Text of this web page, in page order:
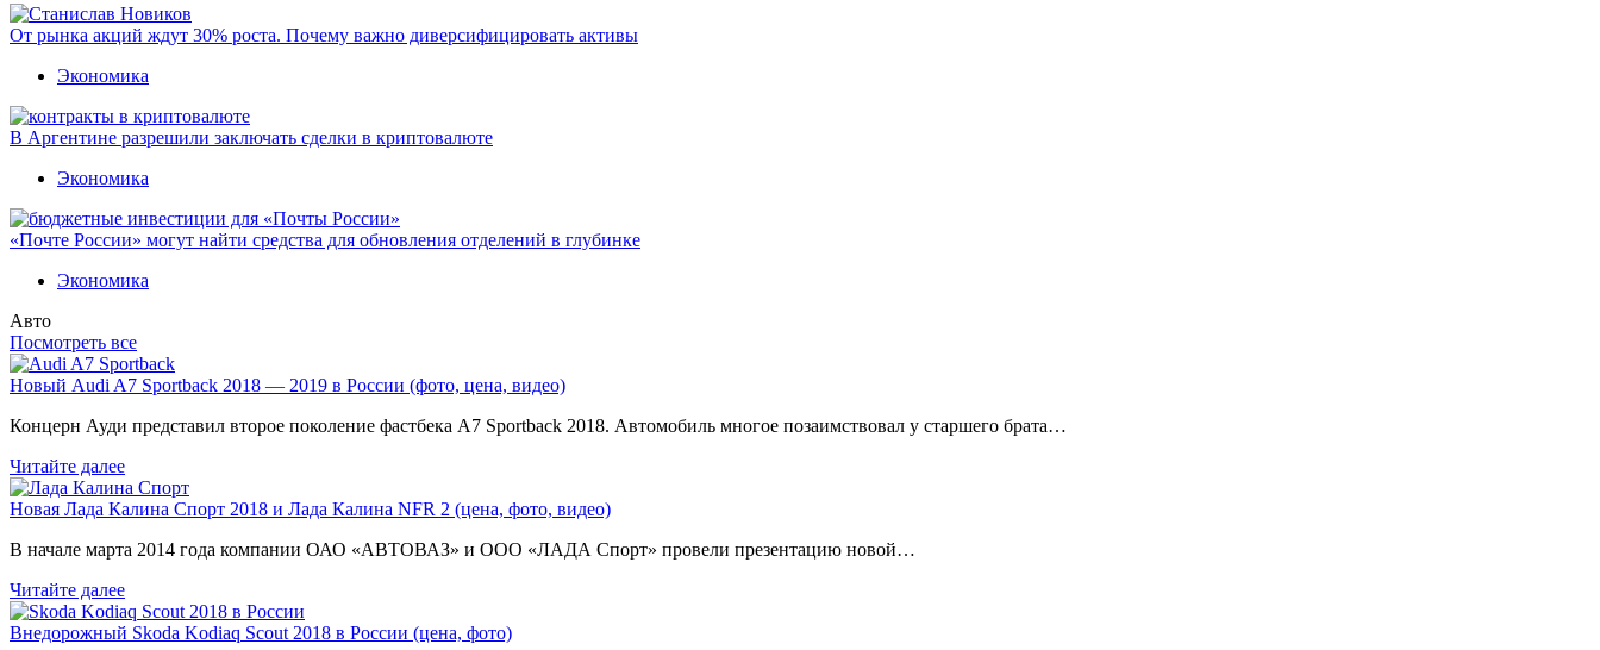
От рынка акций ждут 30% роста. Почему важно диверсифицировать активы
Экономика
В Аргентине разрешили заключать сделки в криптовалюте
Экономика
«Почте России» могут найти средства для обновления отделений в глубинке
Экономика
Авто
Посмотреть все
Новый Audi A7 Sportback 2018 — 2019 в России (фото, цена, видео)
Концерн Ауди представил второе поколение фастбека A7 Sportback 2018. Автомобиль многое позаимствовал у старшего брата…
Читайте далее
Новая Лада Калина Спорт 2018 и Лада Калина NFR 2 (цена, фото, видео)
В начале марта 2014 года компании ОАО «АВТОВАЗ» и ООО «ЛАДА Спорт» провели презентацию новой…
Читайте далее
Внедорожный Skoda Kodiaq Scout 2018 в России (цена, фото)